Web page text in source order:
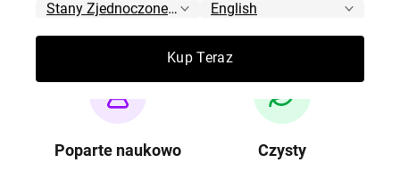
Dokładnie przetestowane
pod kątem bezpieczeństwa,
dokładności i czystości
Poparte naukowo Czysty
Kup Teraz